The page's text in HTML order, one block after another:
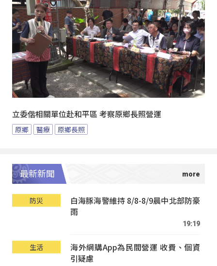
立委偕相關單位赴和平區 考察原鄉長照營運
原鄉 醫療 原鄉長照
最新新聞
防災
白海豚海警維持 8/8-8/9晨中北部防豪
雨
19:19
生活
海外網購App為民間營運 收費、個資
引疑慮